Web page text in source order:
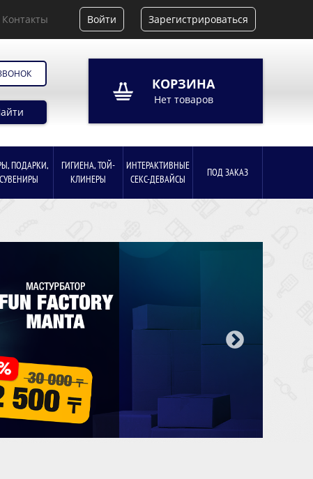
Контакты Войти Зарегистрироваться
КОРЗИНА
Нет товаров
ПОДАРКИ,
СУВЕНИРЫ
ГИГИЕНА, ТОЙ-
КЛИНЕРЫ
ИНТЕРАКТИВНЫЕ
СЕКС-ДЕВАЙСЫ
ПОД ЗАКАЗ